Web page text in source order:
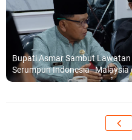
Bupati Asmar Sambut
Serumpun Indonesia–Malaysia